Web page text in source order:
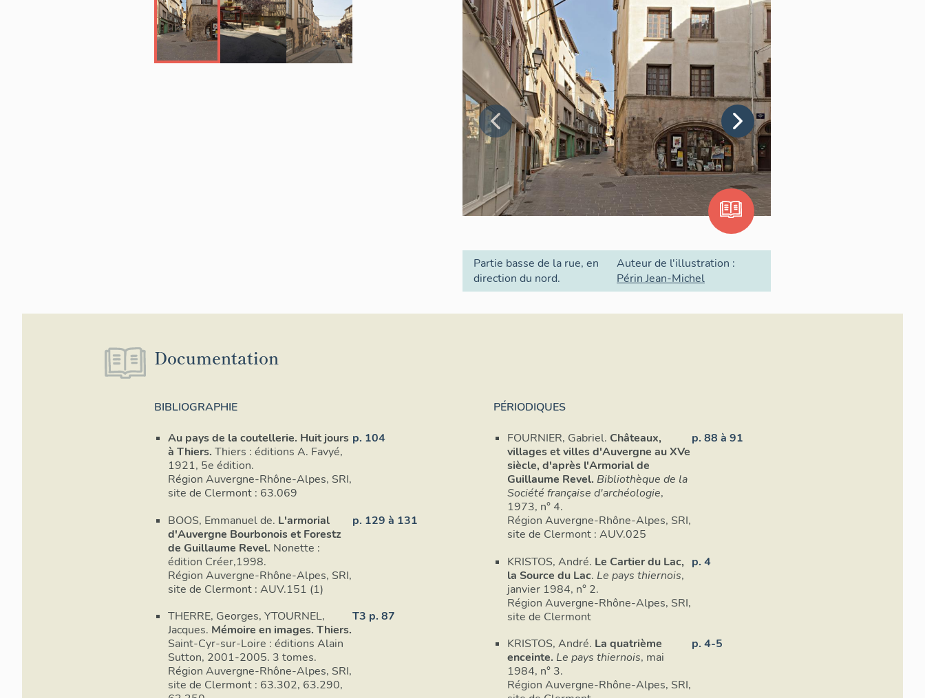
Partie basse de la rue, en
direction du nord.
Auteur de l'illustration :
Périn Jean-Michel
Documentation
BIBLIOGRAPHIE
Au pays de la coutellerie. Huit jours
à Thiers. Thiers : éditions A. Favyé,
1921, 5e édition.
Région Auvergne-Rhône-Alpes, SRI,
site de Clermont : 63.069
p. 104
BOOS, Emmanuel de. L'armorial
d'Auvergne Bourbonois et Forestz
de Guillaume Revel. Nonette :
édition Créer,1998.
Région Auvergne-Rhône-Alpes, SRI,
site de Clermont : AUV.151 (1)
p. 129 à 131
THERRE, Georges, YTOURNEL,
Jacques. Mémoire en images. Thiers.
Saint-Cyr-sur-Loire : éditions Alain
Sutton, 2001-2005. 3 tomes.
Région Auvergne-Rhône-Alpes, SRI,
site de Clermont : 63.302, 63.290,
T3 p. 87
PÉRIODIQUES
FOURNIER, Gabriel. Châteaux,
villages et villes d'Auvergne au XVe
siècle, d'après l'Armorial de
Guillaume Revel. Bibliothèque de la
Société française d'archéologie,
1973, n° 4.
Région Auvergne-Rhône-Alpes, SRI,
site de Clermont : AUV.025
p. 88 à 91
KRISTOS, André. Le Cartier du Lac,
la Source du Lac. Le pays thiernois,
janvier 1984, n° 2.
Région Auvergne-Rhône-Alpes, SRI,
site de Clermont
p. 4
KRISTOS, André. La quatrième
enceinte. Le pays thiernois, mai
1984, n° 3.
Région Auvergne-Rhône-Alpes, SRI,
p. 4-5